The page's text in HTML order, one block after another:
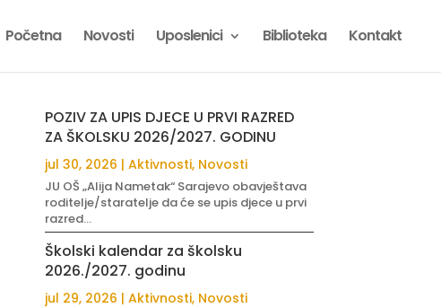
Početna Novosti Uposlenici Biblioteka Kontakt
POZIV ZA UPIS DJECE U PRVI RAZRED
ZA ŠKOLSKU 2026/2027. GODINU
jul 30, 2026 | Aktivnosti, Novosti
JU OŠ „Alija Nametak“ Sarajevo obavještava
roditelje/staratelje da će se upis djece u prvi
razred...
Školski kalendar za školsku
2026./2027. godinu
jul 29, 2026 | Aktivnosti, Novosti